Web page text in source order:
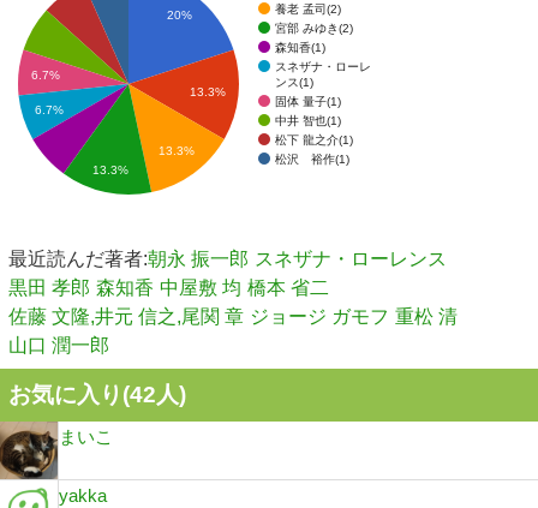
養老 孟司(2)
宮部 みゆき(2)
森知香(1)
スネザナ・ローレ
ンス(1)
固体 量子(1)
中井 智也(1)
松下 龍之介(1)
松沢 裕作(1)
20%
13.3%
13.3%
6.7%
6.7%
13.3%
最近読んだ著者:朝永 振一郎 スネザナ・ローレンス
黒田 孝郎 森知香 中屋敷 均 橋本 省二
佐藤 文隆,井元 信之,尾関 章 ジョージ ガモフ 重松 清
山口 潤一郎
お気に入り(42人)
まいこ
yakka